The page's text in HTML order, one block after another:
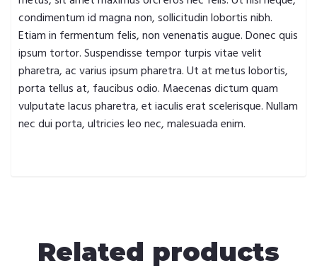
condimentum id magna non, sollicitudin lobortis nibh.
Etiam in fermentum felis, non venenatis augue. Donec quis
ipsum tortor. Suspendisse tempor turpis vitae velit
pharetra, ac varius ipsum pharetra. Ut at metus lobortis,
porta tellus at, faucibus odio. Maecenas dictum quam
vulputate lacus pharetra, et iaculis erat scelerisque. Nullam
nec dui porta, ultricies leo nec, malesuada enim.
Related products